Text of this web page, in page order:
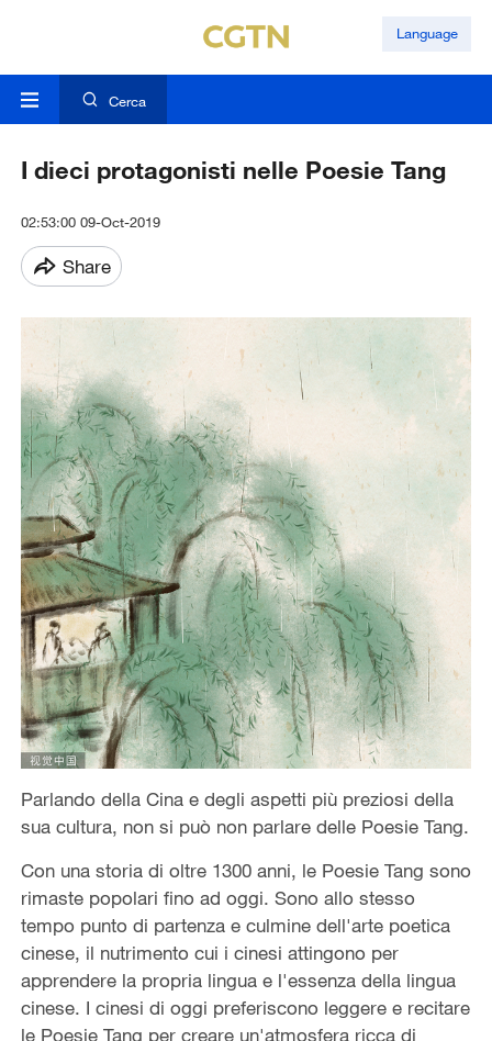
Language
Cerca
I dieci protagonisti nelle Poesie Tang
02:53:00 09-Oct-2019
Share
Parlando della Cina e degli aspetti più preziosi della
sua cultura, non si può non parlare delle Poesie Tang.
Con una storia di oltre 1300 anni, le Poesie Tang sono
rimaste popolari fino ad oggi. Sono allo stesso
tempo punto di partenza e culmine dell'arte poetica
cinese, il nutrimento cui i cinesi attingono per
apprendere la propria lingua e l'essenza della lingua
cinese. I cinesi di oggi preferiscono leggere e recitare
le Poesie Tang per creare un'atmosfera ricca di